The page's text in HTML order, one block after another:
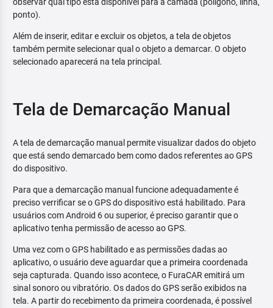
observar qual tipo está disponível para a camada (polígono, linha,
ponto).
Além de inserir, editar e excluir os objetos, a tela de objetos
também permite selecionar qual o objeto a demarcar. O objeto
selecionado aparecerá na tela principal.
Tela de Demarcação Manual
A tela de demarcação manual permite visualizar dados do objeto
que está sendo demarcado bem como dados referentes ao GPS
do dispositivo.
Para que a demarcação manual funcione adequadamente é
preciso verrificar se o GPS do dispositivo está habilitado. Para
usuários com Android 6 ou superior, é preciso garantir que o
aplicativo tenha permissão de acesso ao GPS.
Uma vez com o GPS habilitado e as permissões dadas ao
aplicativo, o usuário deve aguardar que a primeira coordenada
seja capturada. Quando isso acontece, o FuraCAR emitirá um
sinal sonoro ou vibratório. Os dados do GPS serão exibidos na
tela. A partir do recebimento da primeira coordenada, é possível